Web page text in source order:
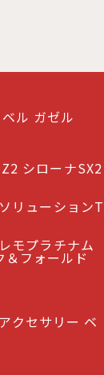
ベル ガゼル
シローナSX2
ソリューションT
レモプラチナム
＆フォールド
クセサリー ベ